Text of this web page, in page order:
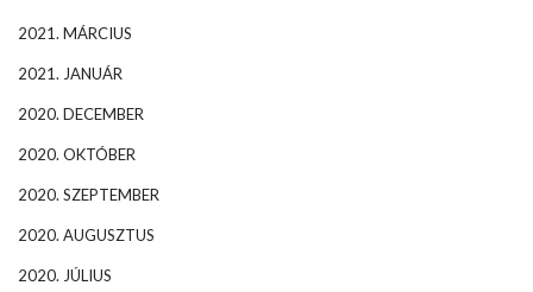
2021. MÁRCIUS
2021. JANUÁR
2020. DECEMBER
2020. OKTÓBER
2020. SZEPTEMBER
2020. AUGUSZTUS
2020. JÚLIUS